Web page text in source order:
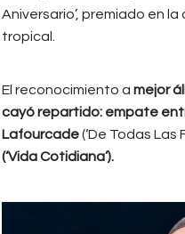
Aniversario’, premiado en
tropical.
El reconocimiento a mejor
cayó repartido: empate
Lafourcade(‘De Todas Las
(‘Vida Cotidiana’).